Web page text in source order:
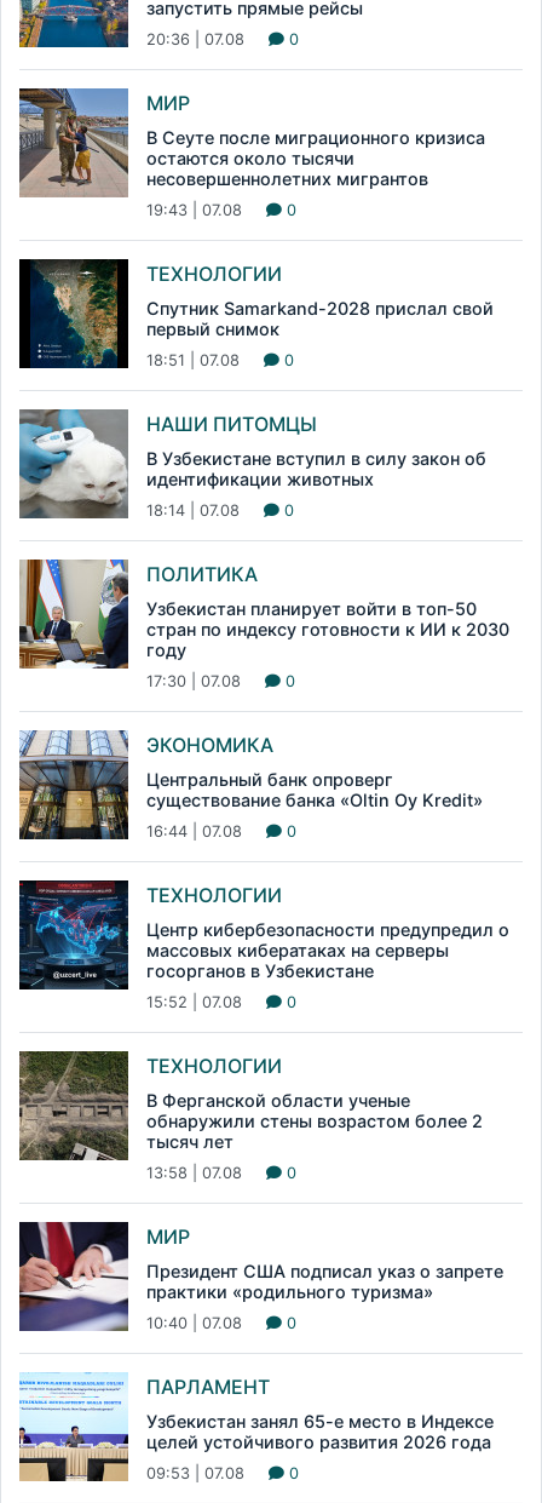
запустить прямые рейсы
20:36 | 07.08 0
МИР
В Сеуте после миграционного кризиса
остаются около тысячи
несовершеннолетних мигрантов
19:43 | 07.08 0
ТЕХНОЛОГИИ
Спутник Samarkand-2028 прислал свой
первый снимок
18:51 | 07.08 0
НАШИ ПИТОМЦЫ
В Узбекистане вступил в силу закон об
идентификации животных
18:14 | 07.08 0
ПОЛИТИКА
Узбекистан планирует войти в топ-50
стран по индексу готовности к ИИ к 2030
году
17:30 | 07.08 0
ЭКОНОМИКА
Центральный банк опроверг
существование банка «Oltin Oy Kredit»
16:44 | 07.08 0
ТЕХНОЛОГИИ
Центр кибербезопасности предупредил о
массовых кибератаках на серверы
госорганов в Узбекистане
15:52 | 07.08 0
ТЕХНОЛОГИИ
В Ферганской области ученые
обнаружили стены возрастом более 2
тысяч лет
13:58 | 07.08 0
МИР
Президент США подписал указ о запрете
практики «родильного туризма»
10:40 | 07.08 0
ПАРЛАМЕНТ
Узбекистан занял 65-е место в Индексе
целей устойчивого развития 2026 года
09:53 | 07.08 0